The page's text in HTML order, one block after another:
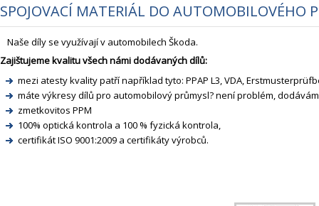
SPOJOVACÍ MATERIÁL DO AUTOMOBILOVÉHO
Naše díly se využívají v automobilech Škoda.
Zajištujeme kvalitu všech námi dodávaných dílů:
mezi atesty kvality patří například tyto: PPAP L3, VDA,
máte výkresy dílů pro automobilový průmysl? není problém,
zmetkovitos PPM
100% optická kontrola a 100 % fyzická kontrola,
certifikát ISO 9001:2009 a certifikáty výrobců.